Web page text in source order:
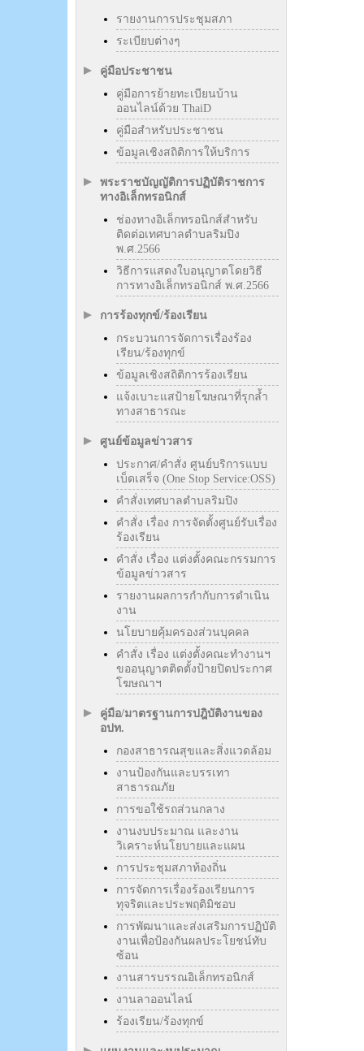
รายงานการประชุมสภา
ระเบียบต่างๆ
คู่มือประชาชน
คู่มือการย้ายทะเบียนบ้าน
ออนไลน์ด้วย ThaiD
คู่มือสำหรับประชาชน
ข้อมูลเชิงสถิติการให้บริการ
พระราชบัญญัติการปฏิบัติราชการ
ทางอิเล็กทรอนิกส์
ช่องทางอิเล็กทรอนิกส์สำหรับ
ติดต่อเทศบาลตำบลริมปิง
พ.ศ.2566
วิธีการแสดงใบอนุญาตโดยวิธี
การทางอิเล็กทรอนิกส์ พ.ศ.2566
การร้องทุกข์/ร้องเรียน
กระบวนการจัดการเรื่องร้อง
เรียน/ร้องทุกข์
ข้อมูลเชิงสถิติการร้องเรียน
แจ้งเบาะแสป้ายโฆษณาที่รุกล้ำ
ทางสาธารณะ
ศูนย์ข้อมูลข่าวสาร
ประกาศ/คำสั่ง ศูนย์บริการแบบ
เบ็ดเสร็จ (One Stop Service:OSS)
คำสั่งเทศบาลตำบลริมปิง
คำสั่ง เรื่อง การจัดตั้งศูนย์รับเรื่อง
ร้องเรียน
คำสั่ง เรื่อง แต่งตั้งคณะกรรมการ
ข้อมูลข่าวสาร
รายงานผลการกำกับการดำเนิน
งาน
นโยบายคุ้มครองส่วนบุคคล
คำสั่ง เรื่อง แต่งตั้งคณะทำงานฯ
ขออนุญาตติดตั้งป้ายปิดประกาศ
โฆษณาฯ
คู่มือ/มาตรฐานการปฎิบัติงานของ
อปท.
กองสาธารณสุขและสิ่งแวดล้อม
งานป้องกันและบรรเทา
สาธารณภัย
การขอใช้รถส่วนกลาง
งานงบประมาณ และงาน
วิเคราะห์นโยบายและแผน
การประชุมสภาท้องถิ่น
การจัดการเรื่องร้องเรียนการ
ทุจริตและประพฤติมิชอบ
การพัฒนาและส่งเสริมการปฏิบัติ
งานเพื่อป้องกันผลประโยชน์ทับ
ซ้อน
งานสารบรรณอิเล็กทรอนิกส์
งานลาออนไลน์
ร้องเรียน/ร้องทุกข์